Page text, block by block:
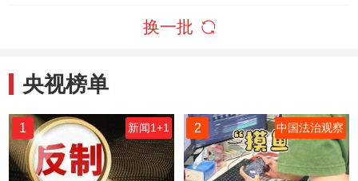
量择偶
换一批
央视榜单
1 新闻1+1 2 中国法治观察